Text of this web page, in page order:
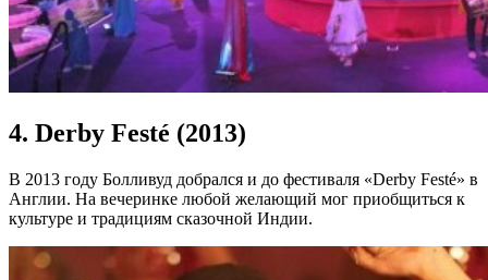
4. Derby Festé (2013)
В 2013 году Болливуд добрался и до фестиваля «Derby Festé» в
Англии. На вечеринке любой желающий мог приобщиться к
культуре и традициям сказочной Индии.